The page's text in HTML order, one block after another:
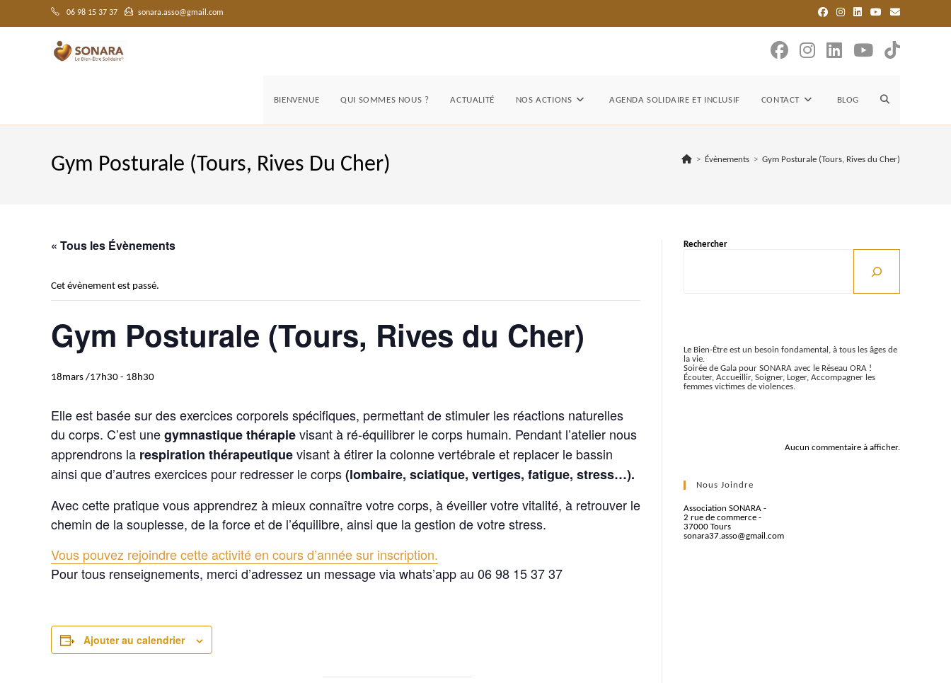
06 98 15 37 37 sonara.asso@gmail.com
BIENVENUE QUI SOMMES NOUS ? ACTUALITÉ NOS ACTIONS AGENDA SOLIDAIRE ET INCLUSIF CONTACT BLOG TOGGLE
Gym Posturale (Tours, Rives Du Cher) > Évènements > Gym Posturale (Tours, Rives du Cher)
« Tous les Évènements
Cet évènement est passé.
Gym Posturale (Tours, Rives du Cher)
18mars /17h30 - 18h30
Elle est basée sur des exercices corporels spécifiques, permettant de stimuler les réactions naturelles
du corps. C’est unegymnastique thérapievisant à ré-équilibrer le corps humain. Pendant l’atelier nous
apprendrons la respiration thérapeutiquevisant à étirer la colonne vertébrale et replacer le bassin
ainsi que d’autres exercices pour redresser le corps(lombaire, sciatique, vertiges, fatigue, stress…).
Avec cette pratique vous apprendrez à mieux connaître votre corps, à éveiller votre vitalité, à retrouver le
chemin de la souplesse, de la force et de l’équilibre, ainsi que la gestion de votre stress.
Vous pouvez rejoindre cette activité en cours d’année sur inscription.
Pour tous renseignements, merci d’adressez un message via whats’app au 06 98 15 37 37
Ajouter au calendrier
Rechercher
Le Bien-Être est un besoin fondamental, à tous les âges de
la vie.
Soirée de Gala pour SONARA avec le Réseau ORA !
Écouter, Accueillir, Soigner, Loger, Accompagner les
femmes victimes de violences.
Aucun commentaire à afficher.
Nous Joindre
Association SONARA -
2 rue de commerce -
37000 Tours
sonara37.asso@gmail.com